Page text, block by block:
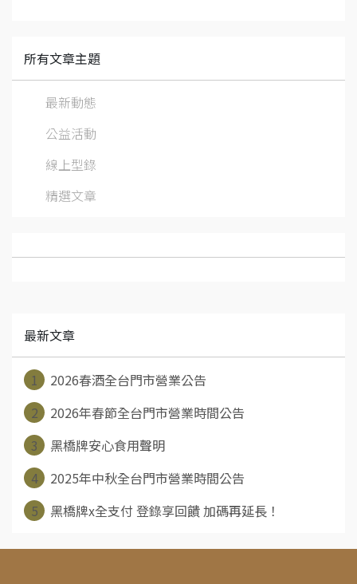
所有文章主題
最新動態
公益活動
線上型錄
精選文章
最新文章
1
2026春酒全台門市營業公告
2
2026年春節全台門市營業時間公告
3
黑橋牌安心食用聲明
4
2025年中秋全台門市營業時間公告
5
黑橋牌x全支付 登錄享回饋 加碼再延長！